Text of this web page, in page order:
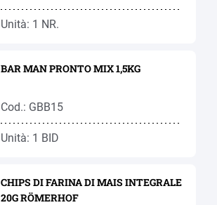
Unità: 1 NR.
BAR MAN PRONTO MIX 1,5KG
Cod.: GBB15
Unità: 1 BID
CHIPS DI FARINA DI MAIS INTEGRALE
20G RÖMERHOF